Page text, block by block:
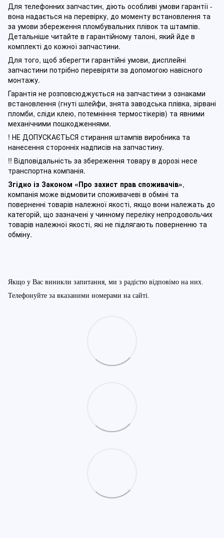
Для телефонних запчастин, діють особливі умови гарантії -
вона надається на перевірку, до моменту встановлення та
за умови збереження пломбувальних плівок та штампів.
Детальніше читайте в гарантійному талоні, який йде в
комплекті до кожної запчастини.
Для того, щоб зберегти гарантійні умови, дисплейні
запчастини потрібно перевіряти за допомогою навісного
монтажу.
Гарантія не розповсюджується на запчастини з ознаками
встановлення (гнуті шлейфи, знята заводська плівка, зірвані
пломби, сліди клею, потемніння термостікерів) та явними
механічними пошкодженнями.
! НЕ ДОПУСКАЄТЬСЯ стирання штампів виробника та
нанесення сторонніх надписів на запчастину.
!! Відповідальність за збереження товару в дорозі несе
транспортна компанія.
Згідно із Законом «Про захист прав споживачів»,
компанія може відмовити споживачеві в обміні та
поверненні товарів належної якості, якщо вони належать до
категорій, що зазначені у чинному переліку непродовольчих
товарів належної якості, які не підлягають поверненню та
обміну.
Якщо у Вас виникли запитання, ми з радістю відповімо на них.
Телефонуйте за вказаними номерами на сайті.